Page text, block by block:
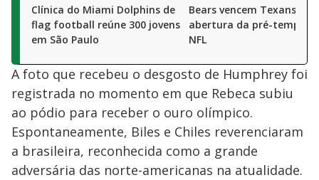
Clínica do Miami Dolphins de
flag football reúne 300 jovens
em São Paulo
Bears vencem Texans na
abertura da pré-
NFL
A foto que recebeu o desgosto de Humphrey foi
registrada no momento em que Rebeca subiu
ao pódio para receber o ouro olímpico.
Espontaneamente, Biles e Chiles reverenciaram
a brasileira, reconhecida como a grande
adversária das norte-americanas na atualidade.